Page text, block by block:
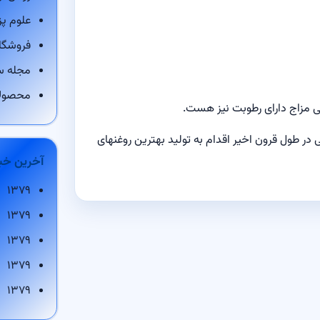
مزاج دارای رطوبت نیز هست.
طول قرون اخیر اقدام به تولید بهترین روغنهای
علوم
مجله
آخرین
۱۳۷۹
۱۳۷۹
۱۳۷۹
۱۳۷۹
۱۳۷۹